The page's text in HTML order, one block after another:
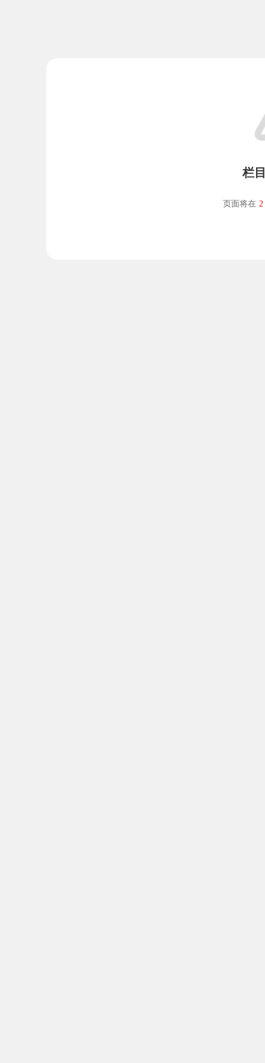
栏
页面将在 2